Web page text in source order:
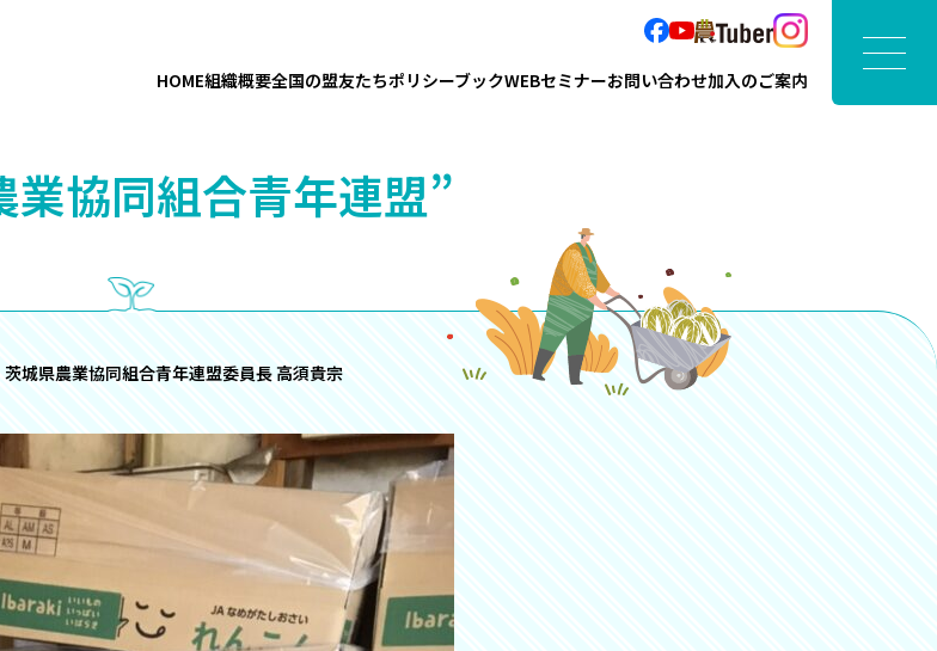
HOME組織概要全国の盟友たちポリシーブックWEBセミナーお問い合わせ加入のご案内
業協同組合青年連盟”
茨城県農業協同組合青年連盟委員長 高須貴宗